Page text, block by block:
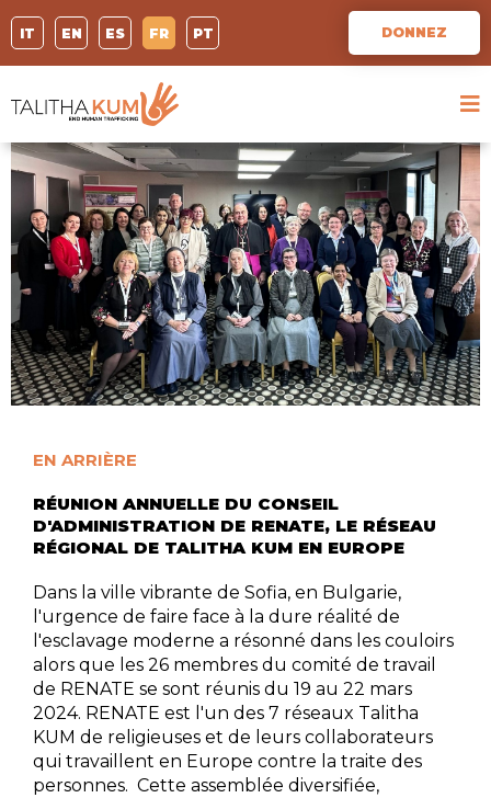
IT EN ES FR PT DONNEZ
EN ARRIÈRE
RÉUNION ANNUELLE DU CONSEIL
D'ADMINISTRATION DE RENATE, LE RÉSEAU
RÉGIONAL DE TALITHA KUM EN EUROPE
Dans la ville vibrante de Sofia, en Bulgarie,
l'urgence de faire face à la dure réalité de
l'esclavage moderne a résonné dans les couloirs
alors que les 26 membres du comité de travail
de RENATE se sont réunis du 19 au 22 mars
2024. RENATE est l'un des 7 réseaux Talitha
KUM de religieuses et de leurs collaborateurs
qui travaillent en Europe contre la traite des
personnes. Cette assemblée diversifiée,